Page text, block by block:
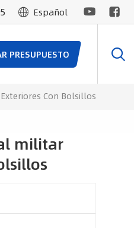
Español
PRESUPUESTO
Con Bolsillos
militar